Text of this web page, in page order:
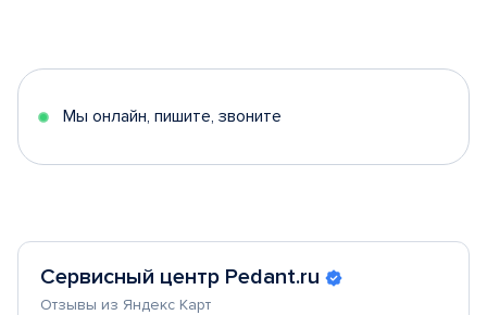
5
Мы онлайн, пишите, звоните
Сервисный центр Pedant.ru
Отзывы из Яндекс Карт